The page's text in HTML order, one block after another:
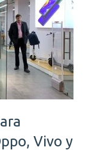
Vivo y